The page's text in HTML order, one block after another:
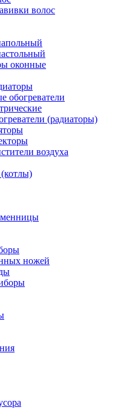
волос
оконные
обогреватели
(радиаторы)
воздуха
ножей